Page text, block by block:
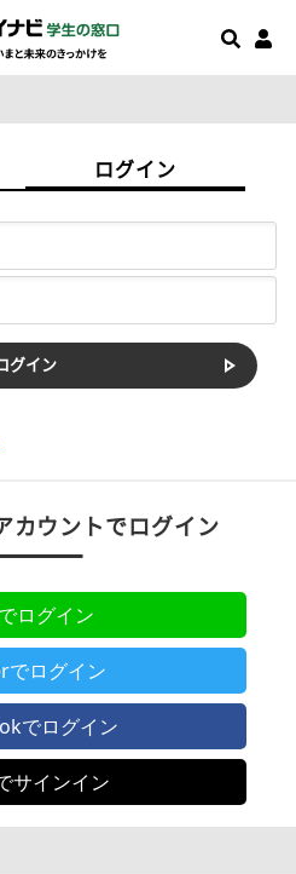
ログイン
カウントでログイン
ログイン
ログイン
でログイン
サインイン